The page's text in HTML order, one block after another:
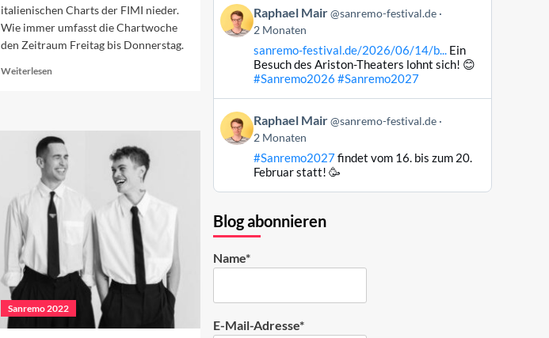
italienischen Charts der FIMI nieder.
Wie immer umfasst die Chartwoche
den Zeitraum Freitag bis Donnerstag.
WeiterlesenRead
Sanremo-
Effekt
in
den
Charts
(Woche
1)
Sanremo 2022
ansehen
Beitrag
von
Raphael
Raphael Mair @sanremo-festival.de
2 Monaten
sanremo-festival.de/2026/06/14/b...Ein
Besuch des Ariston-Theaters lohnt sich! 😊
#Sanremo2026 #Sanremo2027
Beitrag
von
Raphael
Bluesky
ansehen
Raphael Mair @sanremo-festival.de
2 Monaten
#Sanremo2027findet vom 16. bis zum 20.
Februar statt! 🥳
Blog abonnieren
Name*
E-Mail-Adresse*